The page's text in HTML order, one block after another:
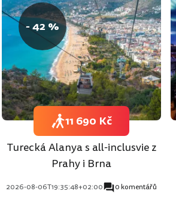
- 42 %
Turecká Alanya s all-inclusvie z
Prahy i Brna
2026-08-06T19:35:48+02:00 0 komentářů
11 690 Kč